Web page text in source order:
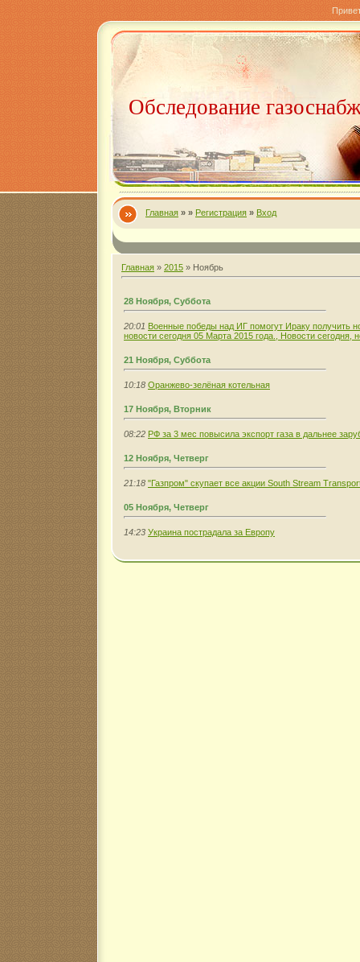
Обследование
Главная » » Регистрация » Вход
Главная » 2015 » Ноябрь
28 Ноября, Суббота
20:01 Военные победы над ИГ помогут Ираку получить
новости сегодня 05 Марта 2015 года., Новости сегодня,
21 Ноября, Суббота
10:18 Оранжево-зелёная котельная
17 Ноября, Вторник
08:22 РФ за 3 мес повысила экспорт газа в дальнее
12 Ноября, Четверг
21:18 "Газпром" скупает все акции South Stream
05 Ноября, Четверг
14:23 Украина пострадала за Европу